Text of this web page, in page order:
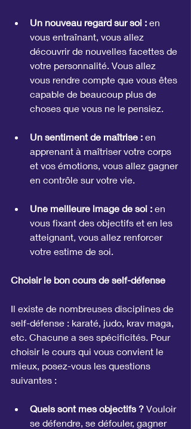
Un nouveau regard sur soi : en
vous entraînant, vous allez
découvrir de nouvelles facettes de
votre personnalité. Vous allez
vous rendre compte que vous êtes
capable de beaucoup plus de
choses que vous ne le pensiez.
Un sentiment de maîtrise : en
apprenant à maîtriser votre corps
et vos émotions, vous allez gagner
en contrôle sur votre vie.
Une meilleure image de soi : en
vous fixant des objectifs et en les
atteignant, vous allez renforcer
votre estime de soi.
Choisir le bon cours de self-défense
Il existe de nombreuses disciplines de
self-défense : karaté, judo, krav maga,
etc. Chacune a ses spécificités. Pour
choisir le cours qui vous convient le
mieux, posez-vous les questions
suivantes :
Quels sont mes objectifs ? Vouloir
se défendre, se défouler, gagner